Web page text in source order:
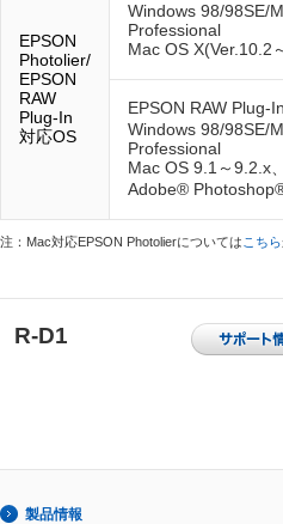
EPSON
Photolier/
EPSON
RAW
Plug-In
対応OS
Windows 98/98SE/
Professional
Mac OS X(Ver.10.2
EPSON RAW Plug-In
Windows 98/98SE/
Professional
Mac OS 9.1～9.2.x
Adobe®
注：Mac対応EPSON Photolierについては こちら
R-D1
製品情報